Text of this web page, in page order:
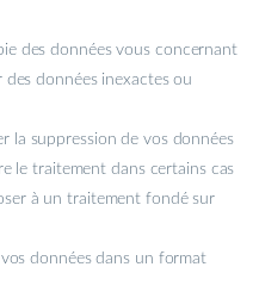
des données vous concernant
des données inexactes ou
la suppression de vos données
le traitement dans certains cas
à un traitement fondé sur
données dans un format